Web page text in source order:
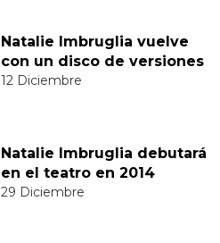
Natalie Imbruglia vuelve
con un disco de versiones
12 Diciembre
Natalie Imbruglia debutará
en el teatro en 2014
29 Diciembre